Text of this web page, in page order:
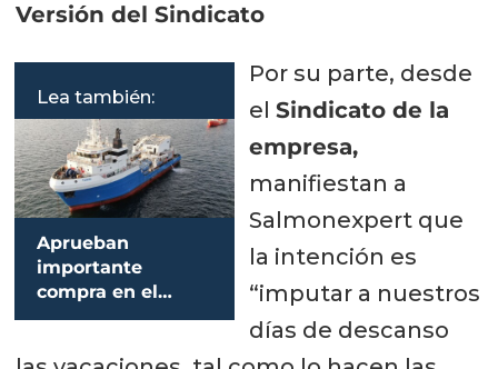
Versión del Sindicato
Lea también:
Aprueban
importante
compra en el
mercado del
Por su parte, desde
el Sindicato de la
empresa,
manifiestan a
Salmonexpert que
la intención es
“imputar a nuestros
días de descanso